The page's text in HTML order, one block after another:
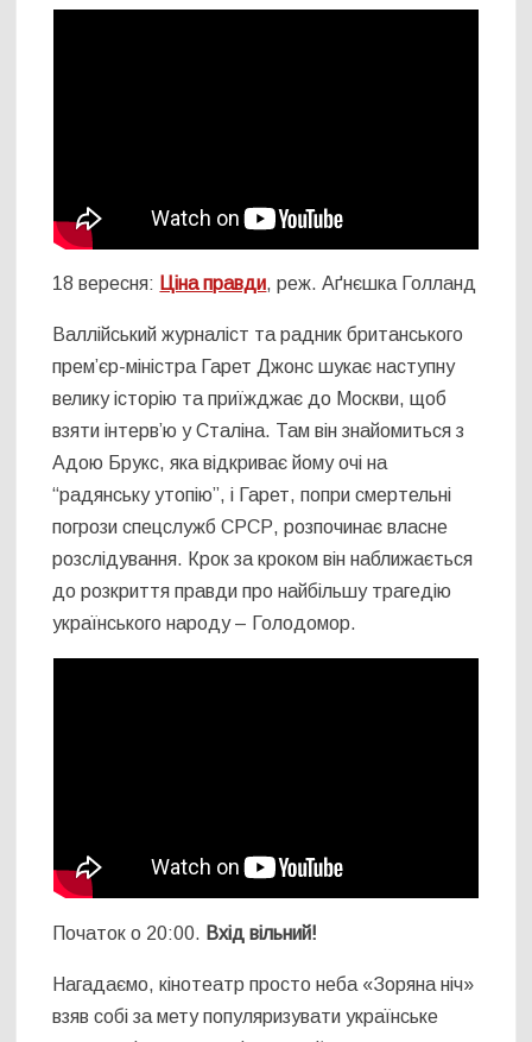
18 вересня: Ціна правди, реж. Аґнєшка Голланд
Валлійський журналіст та радник британського
прем’єр-міністра Гарет Джонс шукає наступну
велику історію та приїжджає до Москви, щоб
взяти інтерв’ю у Сталіна. Там він знайомиться з
Адою Брукс, яка відкриває йому очі на
“радянську утопію”, і Гарет, попри смертельні
погрози спецслужб СРСР, розпочинає власне
розслідування. Крок за кроком він наближається
до розкриття правди про найбільшу трагедію
українського народу – Голодомор.
Початок о 20:00. Вхід вільний!
Нагадаємо, кінотеатр просто неба «Зоряна ніч»
взяв собі за мету популяризувати українське